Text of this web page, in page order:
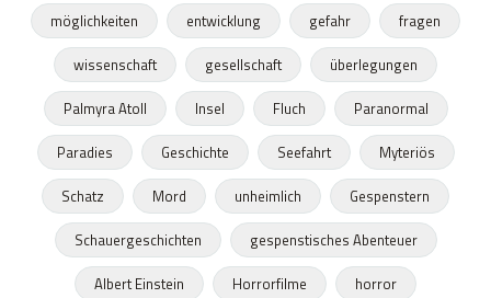
möglichkeiten
entwicklung gefahr
fragen
wissenschaft
gesellschaft
überlegungen
Palmyra Atoll
Insel Fluch
Paranormal
Paradies
Geschichte Seefahrt
Myteriös
Schatz
Mord unheimlich
Gespenstern
Schauergeschichten
gespenstisches Abenteuer
Albert Einstein
Horrorfilme
horror